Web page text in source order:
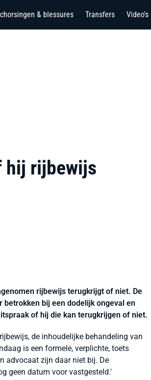
& blessures Transfers Video's
hij rijbewijs
rijbewijs terugkrijgt of niet. De
bij een dodelijk ongeval en
of hij die kan terugkrijgen of niet.
de inhoudelijke behandeling van
is een formele, verplichte, toets
advocaat zijn daar niet bij. De
geen datum voor vastgesteld.'